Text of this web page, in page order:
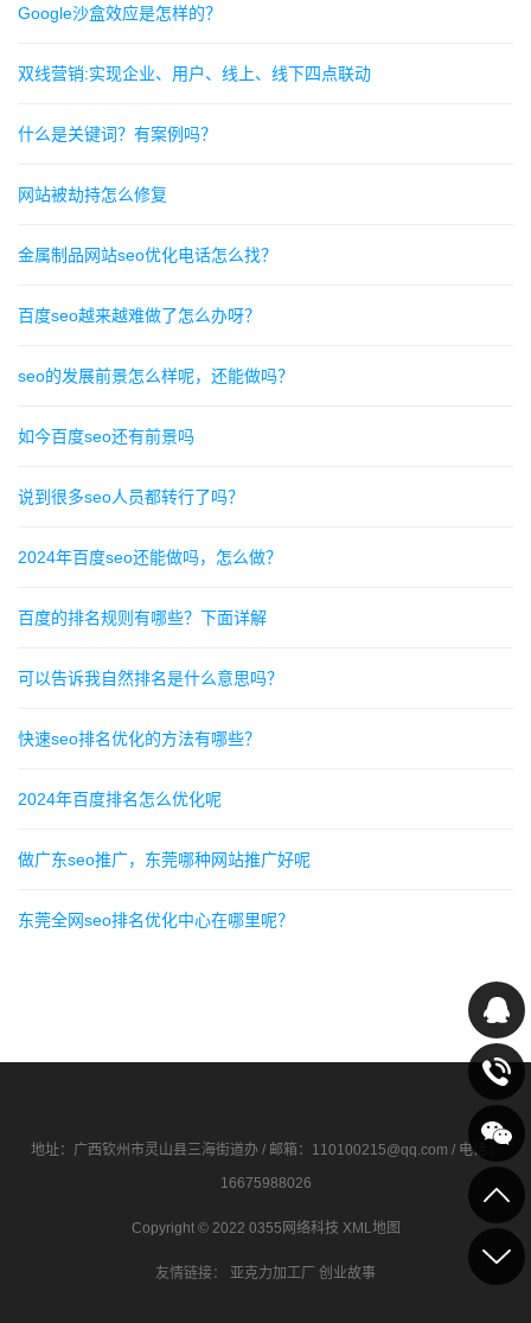
Google沙盒效应是怎样的？
双线营销:实现企业、用户、线上、线下四点联动
什么是关键词？有案例吗？
网站被劫持怎么修复
金属制品网站seo优化电话怎么找？
百度seo越来越难做了怎么办呀？
seo的发展前景怎么样呢，还能做吗？
如今百度seo还有前景吗
说到很多seo人员都转行了吗？
2024年百度seo还能做吗，怎么做？
百度的排名规则有哪些？下面详解
可以告诉我自然排名是什么意思吗？
快速seo排名优化的方法有哪些？
2024年百度排名怎么优化呢
做广东seo推广，东莞哪种网站推广好呢
东莞全网seo排名优化中心在哪里呢？
地址：广西钦州市灵山县三海街道办 / 邮箱：110100215@qq.com / 电话：
16675988026
Copyright © 2022 0355网络科技 XML地图
友情链接： 亚克力加工厂 创业故事